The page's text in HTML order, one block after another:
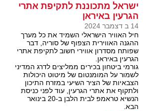
ישראל מתכוננת לתקיפת אתרי
הגרעין באיראן
14 ב דצמבר 2024
חיל האוויר הישראלי השמיד את כל מערך
ההגנה האווירית הצפוף של סוריה, דבר
שפותח מסדרון אווירי חשוב לתקיפת אתרי
הגרעין באיראן.
גורמי ביטחון בכירים ממליצים לדרג המדיני
לשמור על המומנטום של מיטוט היכולות
הצבאיות של הציר השיעי במזרח התיכון
ולתקוף את אתרי הגרעין, עוד לפני כניסת
הנשיא טראמפ לבית הלבן ב-20 בינואר
הבא.